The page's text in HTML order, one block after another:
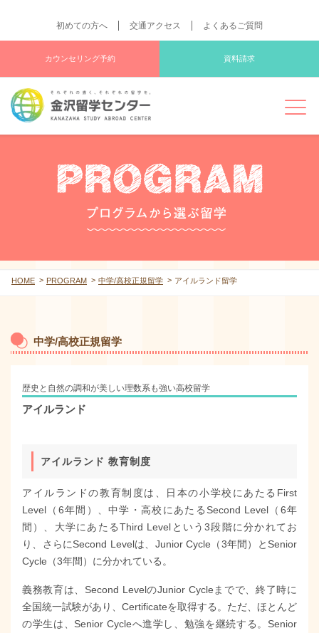
初めての方へ 交通アクセス よくあるご質問
カウンセリング予約 資料請求
HOME PROGRAM 中学/高校正規留学 アイルランド留学
中学/高校正規留学
歴史と自然の調和が美しい理数系も強い高校留学
アイルランド
アイルランド 教育制度
アイルランドの教育制度は、日本の小学校にあたるFirst
Level（6年間）、中学・高校にあたるSecond Level（6年
間）、大学にあたるThird Levelという3段階に分かれてお
り、さらにSecond Levelは、Junior Cycle（3年間）とSenior
Cycle（3年間）に分かれている。
義務教育は、Second LevelのJunior Cycleまでで、終了時に
全国統一試験があり、Certificateを取得する。ただ、ほとんど
の学生は、Senior Cycleへ進学し、勉強を継続する。Senior